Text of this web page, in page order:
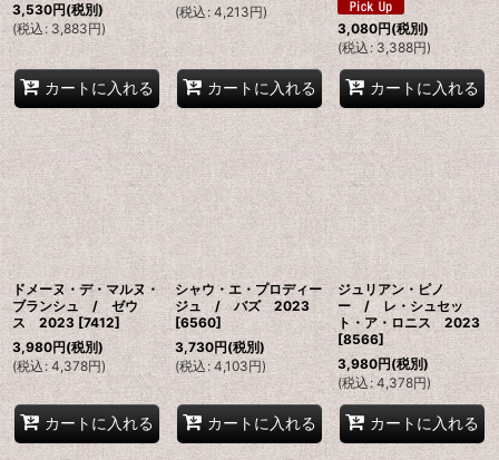
3,530円(税別)
(税込: 3,883円)
カートに入れる
(税込 : 4,213円)
カートに入れる
3,080円(税別)
(税込 : 3,388円)
カートに入れる
ドメーヌ・デ・マルヌ・
ブランシュ / ゼウ
ス 2023 [7412]
3,980円(税別)
(税込 : 4,378円)
カートに入れる
シャウ・エ・プロディー
ジュ / バズ 2023
[6560]
3,730円(税別)
(税込 : 4,103円)
カートに入れる
ジュリアン・ピノ
ー / レ・シュセッ
ト・ア・ロニス 2023
[8566]
3,980円(税別)
(税込: 4,378円)
カートに入れる